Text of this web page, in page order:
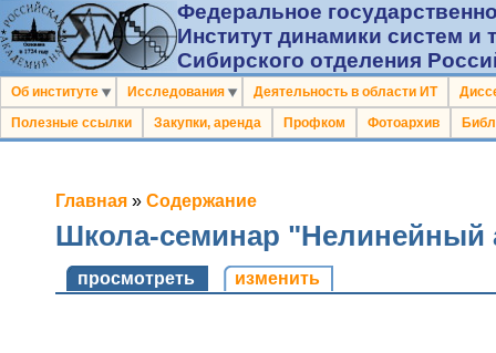
Федеральное
Институт динамики систем
Сибирского отделения
Об институте Исследования Деятельность в области ИТ
Полезные ссылки
Закупки, аренда Профком Фотоархив
Главная » Содержание
Школа-семинар "Нелинейный
просмотреть изменить